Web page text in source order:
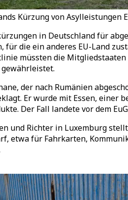
Kürzung von Asylleistungen
in Deutschland für
für die ein anderes EU-Land
müssten die Mitgliedstaaten
der nach Rumänien
Er wurde mit Essen, einer
Der Fall landete vor dem
und Richter in Luxemburg
etwa für Fahrkarten,